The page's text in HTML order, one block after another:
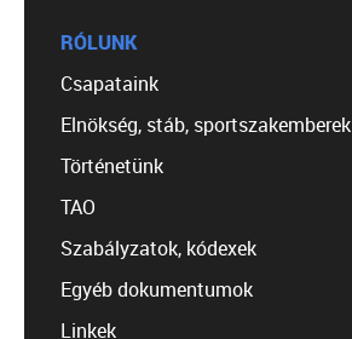
RÓLUNK
Csapataink
Elnökség, stáb, sportszakemberek
Történetünk
TAO
Szabályzatok, kódexek
Egyéb dokumentumok
Linkek